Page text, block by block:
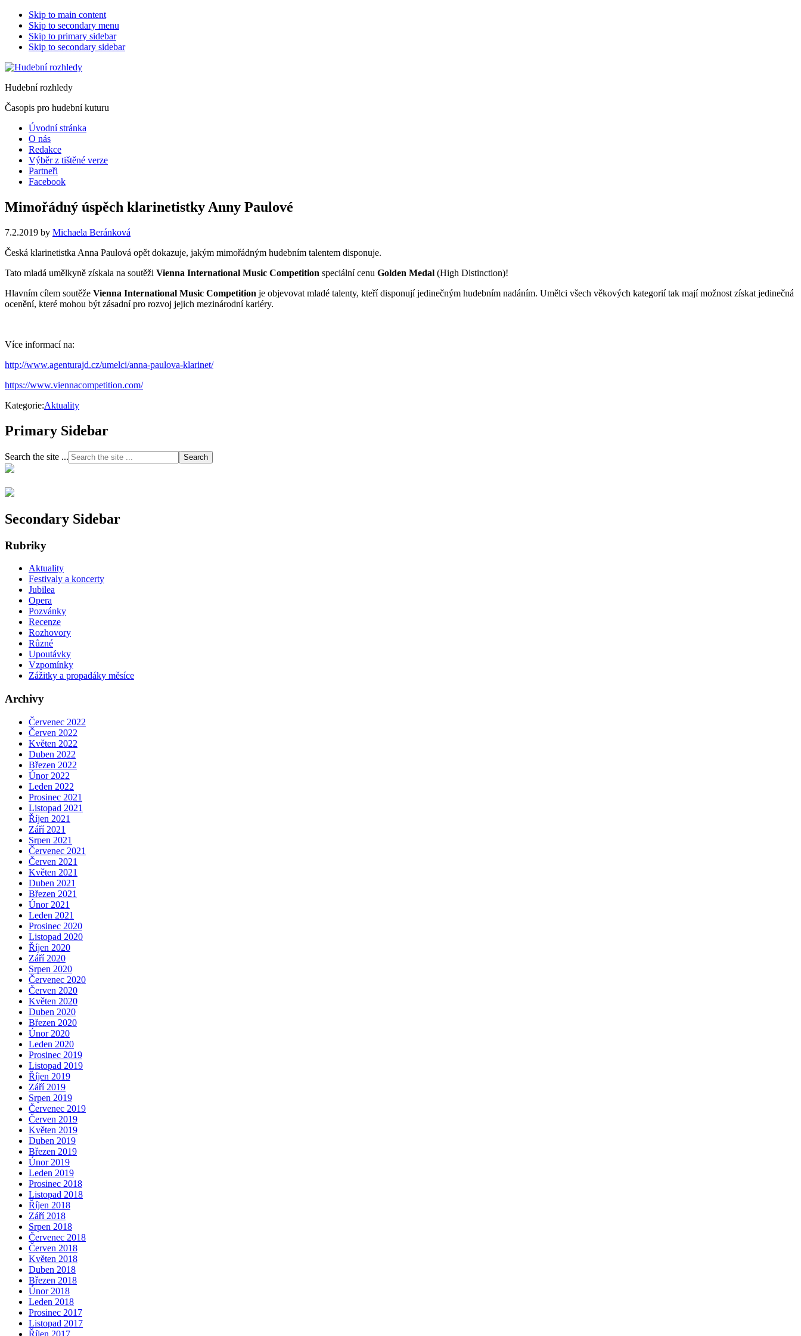
Skip to main content
Skip to secondary menu
Skip to primary sidebar
Skip to secondary sidebar
Hudební rozhledy
Časopis pro hudební kuturu
Úvodní stránka
O nás
Redakce
Výběr z tištěné verze
Partneři
Facebook
Mimořádný úspěch klarinetistky Anny Paulové
7.2.2019 by Michaela Beránková
Česká klarinetistka Anna Paulová opět dokazuje, jakým mimořádným hudebním talentem disponuje.
Tato mladá umělkyně získala na soutěži Vienna International Music Competition speciální cenu Golden Medal (High Distinction)!
Hlavním cílem soutěže Vienna International Music Competition je objevovat mladé talenty, kteří disponují jedinečným hudebním nadáním. Umělci všech věkových kategorií tak mají možnost získat jedinečná
ocenění, které mohou být zásadní pro rozvoj jejich mezinárodní kariéry.
Více informací na:
http://www.agenturajd.cz/umelci/anna-paulova-klarinet/
https://www.viennacompetition.com/
Kategorie:Aktuality
Primary Sidebar
Search the site ...
Secondary Sidebar
Rubriky
Aktuality
Festivaly a koncerty
Jubilea
Opera
Pozvánky
Recenze
Rozhovory
Různé
Upoutávky
Vzpomínky
Zážitky a propadáky měsíce
Archivy
Červenec 2022
Červen 2022
Květen 2022
Duben 2022
Březen 2022
Únor 2022
Leden 2022
Prosinec 2021
Listopad 2021
Říjen 2021
Září 2021
Srpen 2021
Červenec 2021
Červen 2021
Květen 2021
Duben 2021
Březen 2021
Únor 2021
Leden 2021
Prosinec 2020
Listopad 2020
Říjen 2020
Září 2020
Srpen 2020
Červenec 2020
Červen 2020
Květen 2020
Duben 2020
Březen 2020
Únor 2020
Leden 2020
Prosinec 2019
Listopad 2019
Říjen 2019
Září 2019
Srpen 2019
Červenec 2019
Červen 2019
Květen 2019
Duben 2019
Březen 2019
Únor 2019
Leden 2019
Prosinec 2018
Listopad 2018
Říjen 2018
Září 2018
Srpen 2018
Červenec 2018
Červen 2018
Květen 2018
Duben 2018
Březen 2018
Únor 2018
Leden 2018
Prosinec 2017
Listopad 2017
Říjen 2017